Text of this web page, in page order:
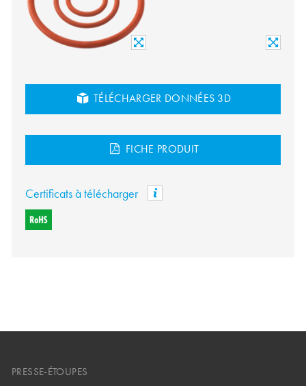
TÉLÉCHARGER DONNÉES 3D
FICHE PRODUIT
Certificats à télécharger
PRESSE-ÉTOUPES